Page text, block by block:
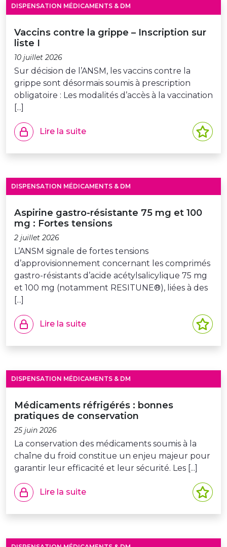
DISPENSATION MÉDICAMENTS & DM
Vaccins contre la grippe – Inscription sur
liste I
10 juillet 2026
Sur décision de l’ANSM, les vaccins contre la
grippe sont désormais soumis à prescription
obligatoire : Les modalités d’accès à la vaccination
[...]
Lire la suite
DISPENSATION MÉDICAMENTS & DM
Aspirine gastro-résistante 75 mg et 100
mg : Fortes tensions
2 juillet 2026
L’ANSM signale de fortes tensions
d’approvisionnement concernant les comprimés
gastro-résistants d’acide acétylsalicylique 75 mg
et 100 mg (notamment RESITUNE®), liées à des
[...]
Lire la suite
DISPENSATION MÉDICAMENTS & DM
Médicaments réfrigérés : bonnes
pratiques de conservation
25 juin 2026
La conservation des médicaments soumis à la
chaîne du froid constitue un enjeu majeur pour
garantir leur efficacité et leur sécurité. Les [...]
Lire la suite